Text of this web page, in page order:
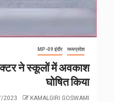
MP-09 इंदौर मध्यप्रदेश
ने स्कूलों में अवकाश
घोषित किया
2023 KAMALGIRI GOSWAMI